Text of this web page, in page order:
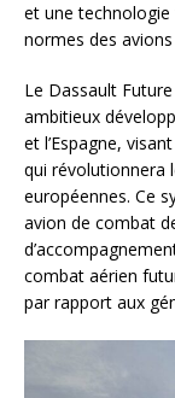
et une
normes des
Le Dassault
ambitieux
et l’Espagne,
qui révolutionnera
européennes. Ce
avion de combat
combat aérien
par rapport aux